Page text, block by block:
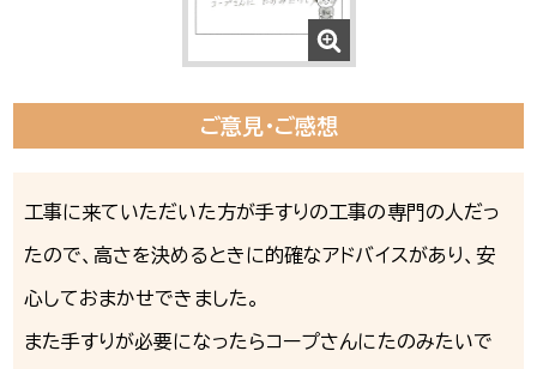
ご意見・ご感想
工事に来ていただいた方が手すりの工事の専門の人だっ
たので、高さを決めるときに的確なアドバイスがあり、安
心しておまかせできました。
また手すりが必要になったらコープさんにたのみたいで